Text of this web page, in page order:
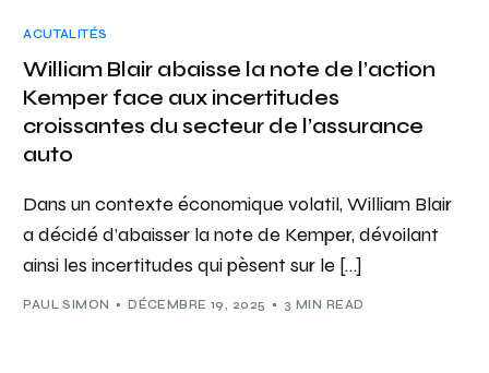
ACUTALITÉS
William Blair abaisse la note de l’action
Kemper face aux incertitudes
croissantes du secteur de l’assurance
auto
Dans un contexte économique volatil, William Blair
a décidé d’abaisser la note de Kemper, dévoilant
ainsi les incertitudes qui pèsent sur le […]
PAUL SIMON DÉCEMBRE 19, 2025 3 MIN READ